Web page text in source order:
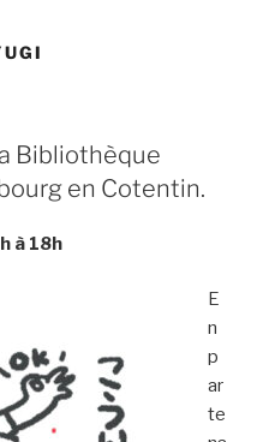
Bibliothèque
en Cotentin.
à 18h
E
n
p
ar
te